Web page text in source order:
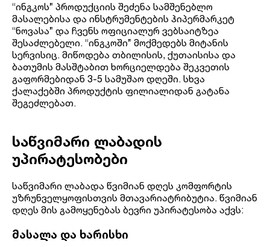
“ინგკოს” პროდუქციის შეძენა სამშენებლო
მასალებისა და ინსტრუმენტების ჰიპერმარკეტ
“ნოვასა” და ჩვენს ოფიციალურ ვებსაიტზეა
შესაძლებელი. “ინგკოში” მოქმედებს მიტანის
სერვისიც. მიწოდება თბილისის, ქუთაისისა და
ბათუმის მასშტაბით ხორციელდება შეკვეთის
გაფორმებიდან 3-5 სამუშაო დღეში. სხვა
ქალაქებში პროდუქტის ფილიალიდან გატანა
შეგეძლებათ.
საწვიმარი ლაბადის
უპირატესობები
საწვიმარი ლაბადა წვიმიან დღეს კომფორტის
უზრუნველყოფისთვის მთავარიატრიბუტია. წვიმიან
დღეს მის გამოყენებას ბევრი უპირატესობა აქვს:
მასალა და ხარისხი